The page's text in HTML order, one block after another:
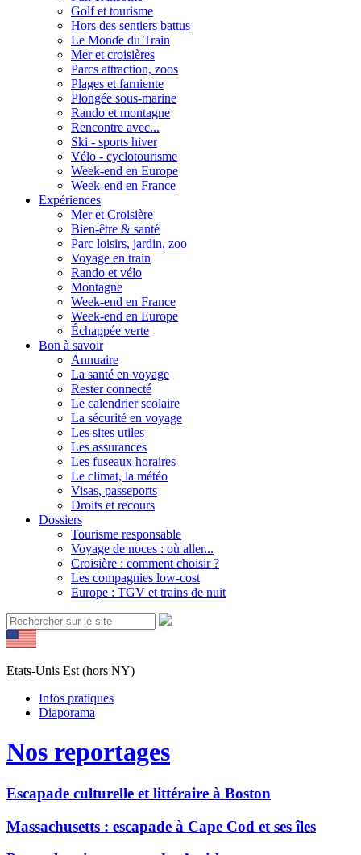
Golf et tourisme
Hors des sentiers battus
Le Monde du Train
Mer et croisières
Parcs attraction, zoos
Plages et farniente
Plongée sous-marine
Rando et montagne
Rencontre avec...
Ski - sports hiver
Vélo - cyclotourisme
Week-end en Europe
Week-end en France
Expériences
Mer et Croisière
Bien-être & santé
Parc loisirs, jardin, zoo
Voyage en train
Rando et vélo
Montagne
Week-end en France
Week-end en Europe
Échappée verte
Bon à savoir
Annuaire
La santé en voyage
Rester connecté
Le calendrier scolaire
La sécurité en voyage
Les sites utiles
Les assurances
Les fuseaux horaires
Le climat, la météo
Visas, passeports
Droits et recours
Dossiers
Tourisme responsable
Voyage de noces : où aller...
Croisière : comment choisir ?
Les compagnies low-cost
Europe : TGV et trains de nuit
Etats-Unis Est (hors NY)
Infos pratiques
Diaporama
Nos reportages
Escapade culturelle et littéraire à Boston
Massachusetts : escapade à Cape Cod et ses îles